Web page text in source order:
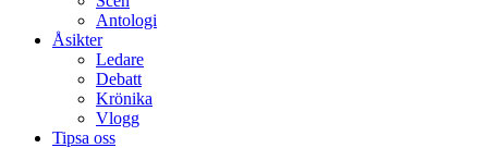
Antologi
Åsikter
Ledare
Debatt
Krönika
Vlogg
Tipsa oss